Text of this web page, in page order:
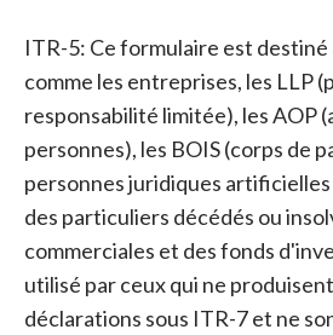
ITR-5: Ce formulaire est destiné
comme les entreprises, les LLP
responsabilité limitée), les AOP
personnes), les BOIS (corps de
personnes juridiques artificielles
des particuliers décédés ou
commerciales et des fonds
utilisé par ceux qui ne
déclarations sous ITR-7 et ne